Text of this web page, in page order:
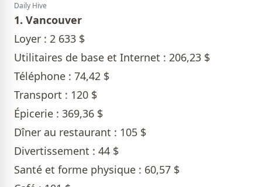
Daily Hive
1. Vancouver
Loyer : 2 633 $
Utilitaires de base et Internet : 206,23 $
Téléphone : 74,42 $
Transport : 120 $
Épicerie : 369,36 $
Dîner au restaurant : 105 $
Divertissement : 44 $
Santé et forme physique : 60,57 $